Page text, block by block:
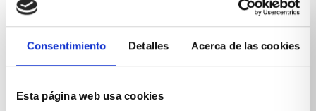
Consentimiento Detalles Acerca de las cookies
Esta página web usa cookies